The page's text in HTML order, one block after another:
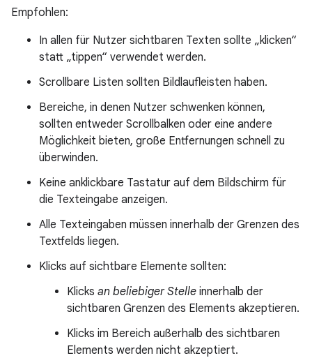
Empfohlen:
In allen für Nutzer sichtbaren Texten sollte „klicken“
statt „tippen“ verwendet werden.
Scrollbare Listen sollten Bildlaufleisten haben.
Bereiche, in denen Nutzer schwenken können,
sollten entweder Scrollbalken oder eine andere
Möglichkeit bieten, große Entfernungen schnell zu
überwinden.
Keine anklickbare Tastatur auf dem Bildschirm für
die Texteingabe anzeigen.
Alle Texteingaben müssen innerhalb der Grenzen des
Textfelds liegen.
Klicks auf sichtbare Elemente sollten:
Klicks an beliebiger Stelle innerhalb der
sichtbaren Grenzen des Elements akzeptieren.
Klicks im Bereich außerhalb des sichtbaren
Elements werden nicht akzeptiert.